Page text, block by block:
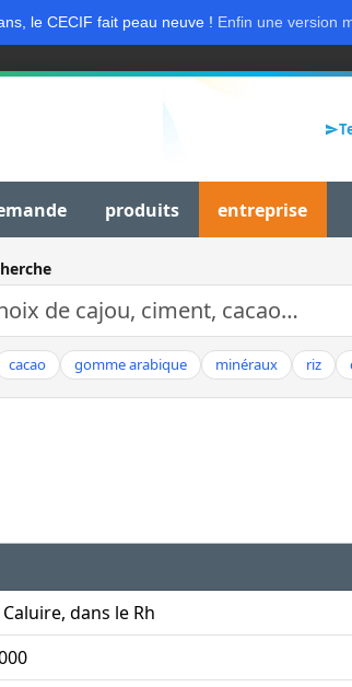
le CECIF fait peau neuve ! Enfin une version
produits entreprise
cacao gomme arabique minéraux riz
Caluire, dans le Rh